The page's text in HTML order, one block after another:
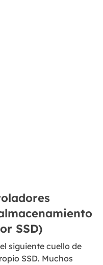
SSD)
siguiente cuello de
SSD. Muchos